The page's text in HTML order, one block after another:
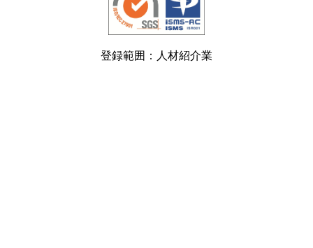
登録範囲：人材紹介業